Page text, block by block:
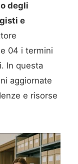
degli
e
04 i termini
In questa
aggiornate
e risorse